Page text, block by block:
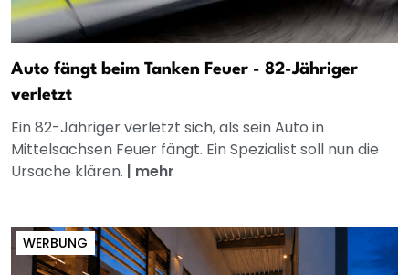
Auto fängt beim Tanken Feuer - 82-Jähriger
verletzt
Ein 82-Jähriger verletzt sich, als sein Auto in
Mittelsachsen Feuer fängt. Ein Spezialist soll nun die
Ursache klären. | mehr
WERBUNG